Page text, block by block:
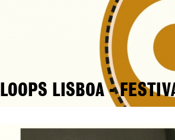
LOOPS LISBOA -